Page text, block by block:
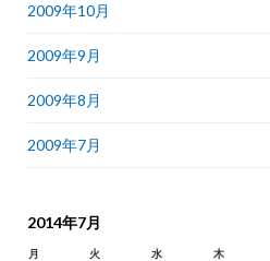
2009年10月
2009年9月
2009年8月
2009年7月
2014年7月
月 火 水 木